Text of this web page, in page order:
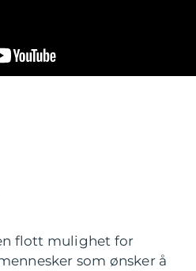
flott mulighet for
som ønsker å